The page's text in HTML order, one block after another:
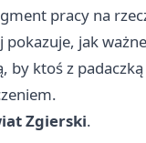
pracy na
pokazuje, jak
by ktoś z padaczką
Zgierski.